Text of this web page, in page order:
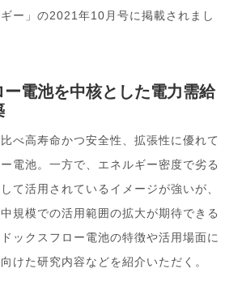
ー」の2021年10月号に掲載されまし
ー電池を中核とした電力需給
べ高寿命かつ安全性、拡張性に優れて
電池。一方で、エネルギー密度で劣る
て活用されているイメージが強いが、
規模での活用範囲の拡大が期待できる
ックスフロー電池の特徴や活用場面に
けた研究内容などを紹介いただく。